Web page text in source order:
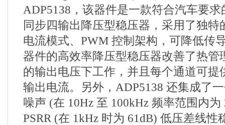
ADP5138，该器件是一款符合汽车要
同步四输出降压型稳压器，采用了独特
电流模式、PWM 控制架构，可降低传
器件的高效率降压型稳压器改善了热管
的输出电压下工作，并且每个通道可提
输出电流。另外，ADP5138 还集成了
噪声 (在 10Hz 至 100kHz 频率范围内为
PSRR (在 1kHz 时为 61dB) 低压差线性